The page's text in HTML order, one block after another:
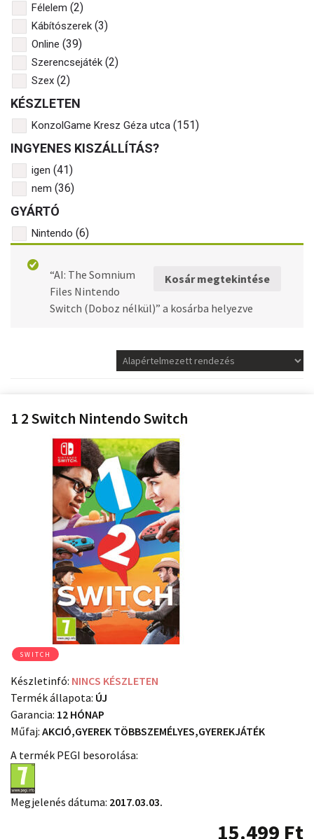
Félelem (2)
Kábítószerek (3)
Online (39)
Szerencsejáték (2)
Szex (2)
KÉSZLETEN
KonzolGame Kresz Géza utca (151)
INGYENES KISZÁLLÍTÁS?
igen (41)
nem (36)
GYÁRTÓ
Nintendo (6)
Kosár megtekintése
“AI: The Somnium
Files Nintendo
Switch (Doboz nélkül)” a kosárba helyezve
1 2 Switch Nintendo Switch
SWITCH
Készletinfó: NINCS KÉSZLETEN
Termék állapota: ÚJ
Garancia: 12 HÓNAP
Műfaj: AKCIÓ,GYEREK TÖBBSZEMÉLYES,GYEREKJÁTÉK
A termék PEGI besorolása:
Megjelenés dátuma: 2017.03.03.
15.499 Ft